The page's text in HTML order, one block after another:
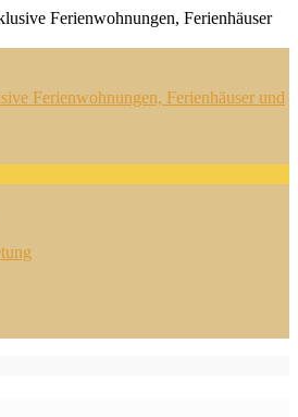
Ferienwohnungen, Ferienhäuser und